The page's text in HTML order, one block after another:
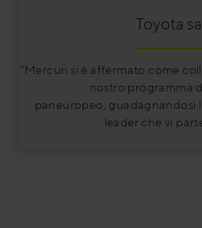
Toyota
“Mercuri si è affermato come
nostro programma
paneuropeo, guadagnandosi
leader che vi